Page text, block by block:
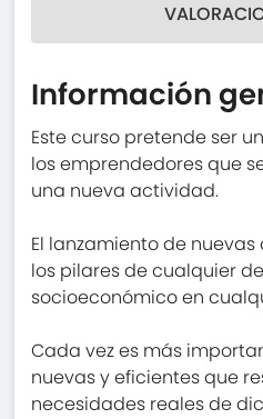
Información
Este curso pretende ser
los emprendedores que
una nueva actividad.
El lanzamiento de
los pilares de cualquier
socioeconómico en
Cada vez es más
nuevas y eficientes que
necesidades reales de